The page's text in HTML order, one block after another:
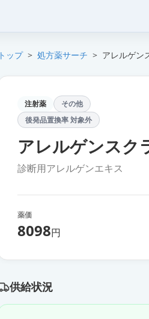
トップ > 処方薬サーチ > アレルゲン
注射薬
その他
後発品置換率 対象外
アレルゲンスク
診断用アレルゲンエキス
薬価
8098円
供給状況